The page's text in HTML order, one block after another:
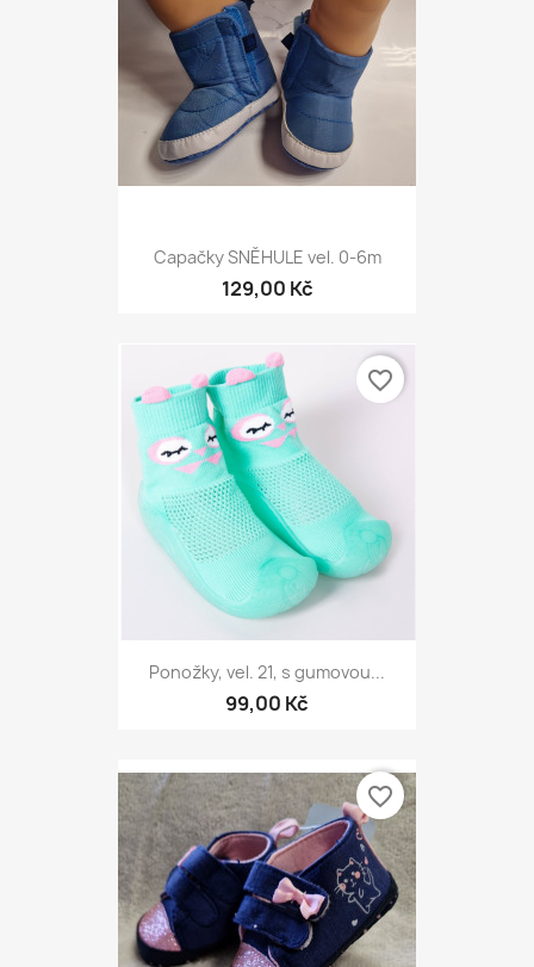
Capačky SNĚHULE vel. 0-6m
129,00 Kč
Ponožky, vel. 21, s gumovou...
99,00 Kč
favorite_border
favorite_border